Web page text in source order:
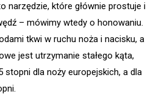
narzędzie, które głównie prostuje i
– mówimy wtedy o honowaniu.
tkwi w ruchu noża i nacisku, a
jest utrzymanie stałego kąta,
stopni dla noży europejskich, a dla